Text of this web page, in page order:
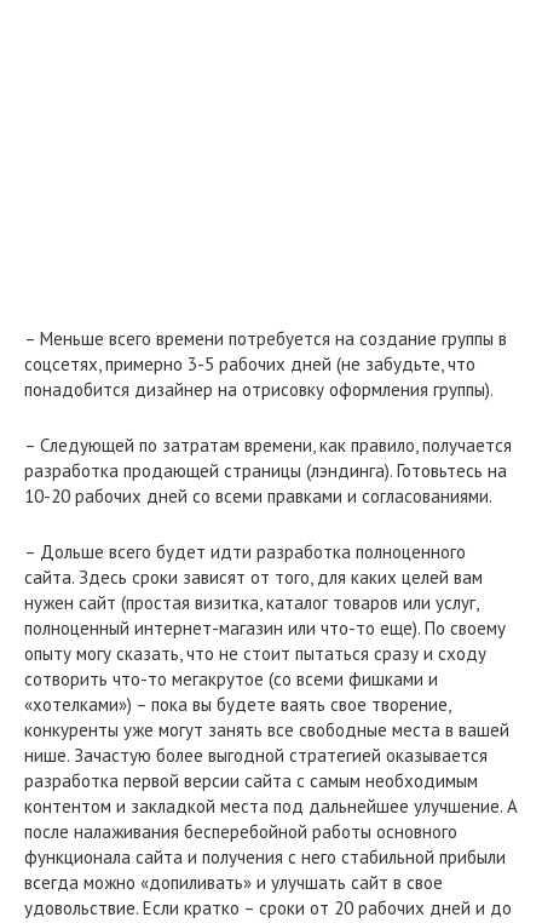
– Меньше всего времени потребуется на создание группы в
соцсетях, примерно 3-5 рабочих дней (не забудьте, что
понадобится дизайнер на отрисовку оформления группы).
– Следующей по затратам времени, как правило, получается
разработка продающей страницы (лэндинга). Готовьтесь на
10-20 рабочих дней со всеми правками и согласованиями.
– Дольше всего будет идти разработка полноценного
сайта. Здесь сроки зависят от того, для каких целей вам
нужен сайт (простая визитка, каталог товаров или услуг,
полноценный интернет-магазин или что-то еще). По своему
опыту могу сказать, что не стоит пытаться сразу и сходу
сотворить что-то мегакрутое (со всеми фишками и
«хотелками») – пока вы будете ваять свое творение,
конкуренты уже могут занять все свободные места в вашей
нише. Зачастую более выгодной стратегией оказывается
разработка первой версии сайта с самым необходимым
контентом и закладкой места под дальнейшее улучшение. А
после налаживания бесперебойной работы основного
функционала сайта и получения с него стабильной прибыли
всегда можно «допиливать» и улучшать сайт в свое
удовольствие. Если кратко – сроки от 20 рабочих дней и до